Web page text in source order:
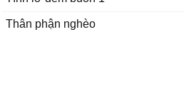
Thân phận nghèo